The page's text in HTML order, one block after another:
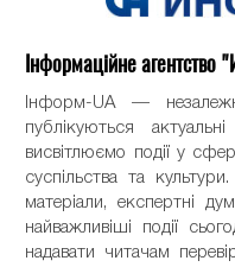
Інформаційне
Інформ-UA —
публікуються
висвітлюємо події у
суспільства та
матеріали, експертні
найважливіші події
надавати читачам